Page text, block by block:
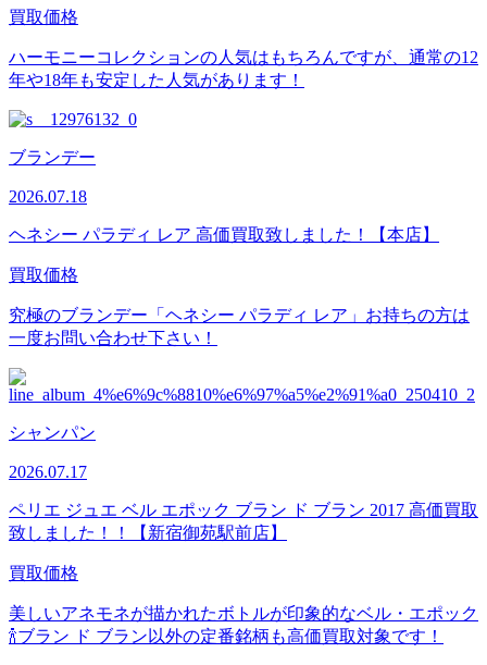
買取価格
ハーモニーコレクションの人気はもちろんですが、通常の12
年や18年も安定した人気があります！
ブランデー
2026.07.18
ヘネシー パラディ レア 高価買取致しました！【本店】
買取価格
究極のブランデー「ヘネシー パラディ レア」お持ちの方は
一度お問い合わせ下さい！
シャンパン
2026.07.17
ペリエ ジュエ ベル エポック ブラン ド ブラン 2017 高価買取
致しました！！【新宿御苑駅前店】
買取価格
美しいアネモネが描かれたボトルが印象的なベル・エポック
🍾ブラン ド ブラン以外の定番銘柄も高価買取対象です！